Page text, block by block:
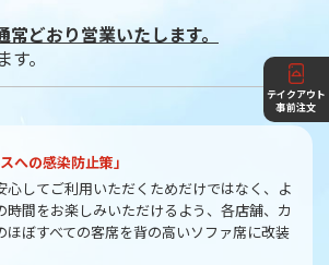
どおり営業いたします。
。
への感染防止策」
心してご利用いただくためだけではなく、よ
時間をお楽しみいただけるよう、各店舗、カ
ほぼすべての客席を背の高いソファ席に改装
テイクアウト
事前注文